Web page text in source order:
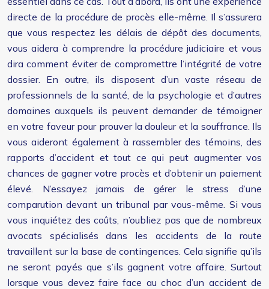
directe de la procédure de procès elle-même. Il s’assurera
que vous respectez les délais de dépôt des documents,
vous aidera à comprendre la procédure judiciaire et vous
dira comment éviter de compromettre l’intégrité de votre
dossier. En outre, ils disposent d’un vaste réseau de
professionnels de la santé, de la psychologie et d’autres
domaines auxquels ils peuvent demander de témoigner
en votre faveur pour prouver la douleur et la souffrance. Ils
vous aideront également à rassembler des témoins, des
rapports d’accident et tout ce qui peut augmenter vos
chances de gagner votre procès et d’obtenir un paiement
élevé. N’essayez jamais de gérer le stress d’une
comparution devant un tribunal par vous-même. Si vous
vous inquiétez des coûts, n’oubliez pas que de nombreux
avocats spécialisés dans les accidents de la route
travaillent sur la base de contingences. Cela signifie qu’ils
ne seront payés que s’ils gagnent votre affaire. Surtout
lorsque vous devez faire face au choc d’un accident de